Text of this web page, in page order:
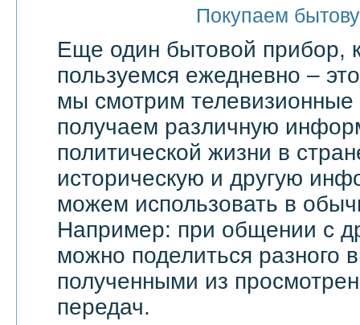
Покупаем
Еще один бытовой прибор,
пользуемся ежедневно –
мы смотрим телевизионные
получаем различную
политической жизни в
историческую и другую
можем использовать в
Например: при общении с
можно поделиться разного
полученными из
передач.